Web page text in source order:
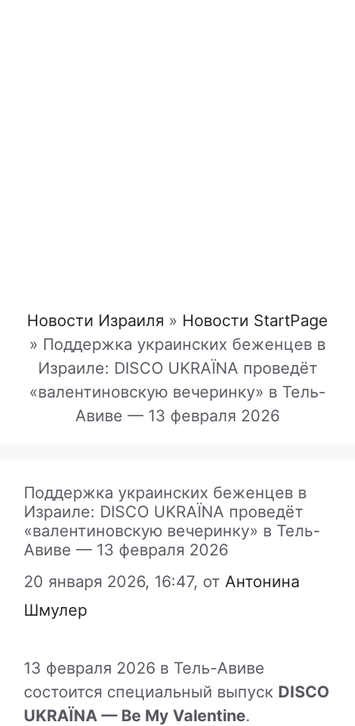
Новости Израиля » Новости StartPage
» Поддержка украинских беженцев в
Израиле: DISCO UKRAЇNA проведёт
«валентиновскую вечеринку» в Тель-
Авиве — 13 февраля 2026
Поддержка украинских беженцев в
Израиле: DISCO UKRAЇNA проведёт
«валентиновскую вечеринку» в Тель-
Авиве — 13 февраля 2026
20 января 2026, 16:47, от Антонина
Шмулер
13 февраля 2026 в Тель-Авиве
состоится специальный выпуск DISCO
UKRAЇNA — Be My Valentine.